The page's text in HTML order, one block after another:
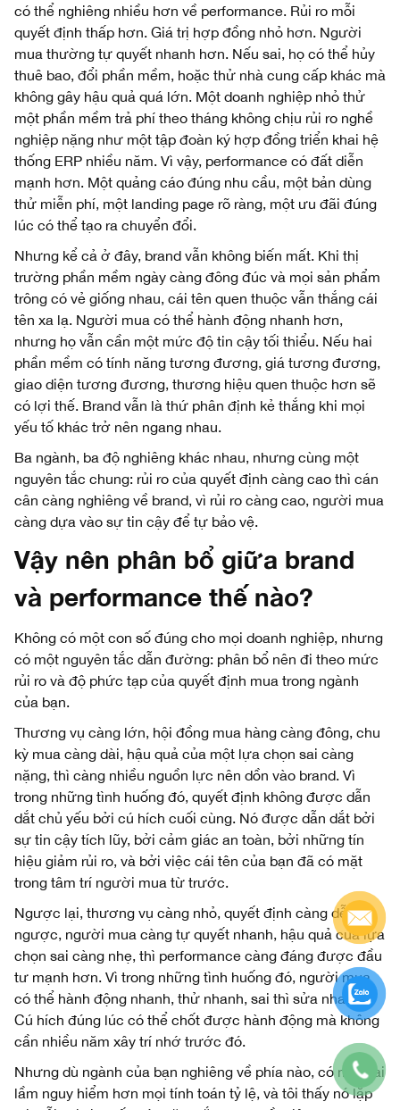
có thể nghiêng nhiều hơn về performance. Rủi ro mỗi
quyết định thấp hơn. Giá trị hợp đồng nhỏ hơn. Người
mua thường tự quyết nhanh hơn. Nếu sai, họ có thể hủy
thuê bao, đổi phần mềm, hoặc thử nhà cung cấp khác mà
không gây hậu quả quá lớn. Một doanh nghiệp nhỏ thử
một phần mềm trả phí theo tháng không chịu rủi ro nghề
nghiệp nặng như một tập đoàn ký hợp đồng triển khai hệ
thống ERP nhiều năm. Vì vậy, performance có đất diễn
mạnh hơn. Một quảng cáo đúng nhu cầu, một bản dùng
thử miễn phí, một landing page rõ ràng, một ưu đãi đúng
lúc có thể tạo ra chuyển đổi.
Nhưng kể cả ở đây, brand vẫn không biến mất. Khi thị
trường phần mềm ngày càng đông đúc và mọi sản phẩm
trông có vẻ giống nhau, cái tên quen thuộc vẫn thắng cái
tên xa lạ. Người mua có thể hành động nhanh hơn,
nhưng họ vẫn cần một mức độ tin cậy tối thiểu. Nếu hai
phần mềm có tính năng tương đương, giá tương đương,
giao diện tương đương, thương hiệu quen thuộc hơn sẽ
có lợi thế. Brand vẫn là thứ phân định kẻ thắng khi mọi
yếu tố khác trở nên ngang nhau.
Ba ngành, ba độ nghiêng khác nhau, nhưng cùng một
nguyên tắc chung: rủi ro của quyết định càng cao thì cán
cân càng nghiêng về brand, vì rủi ro càng cao, người mua
càng dựa vào sự tin cậy để tự bảo vệ.
Vậy nên phân bổ giữa brand
và performance thế nào?
Không có một con số đúng cho mọi doanh nghiệp, nhưng
có một nguyên tắc dẫn đường: phân bổ nên đi theo mức
rủi ro và độ phức tạp của quyết định mua trong ngành
của bạn.
Thương vụ càng lớn, hội đồng mua hàng càng đông, chu
kỳ mua càng dài, hậu quả của một lựa chọn sai càng
nặng, thì càng nhiều nguồn lực nên dồn vào brand. Vì
trong những tình huống đó, quyết định không được dẫn
dắt chủ yếu bởi cú hích cuối cùng. Nó được dẫn dắt bởi
sự tin cậy tích lũy, bởi cảm giác an toàn, bởi những tín
hiệu giảm rủi ro, và bởi việc cái tên của bạn đã có mặt
trong tâm trí người mua từ trước.
Ngược lại, thương vụ càng nhỏ, quyết định càng dễ đảo
ngược, người mua càng tự quyết nhanh, hậu quả của lựa
chọn sai càng nhẹ, thì performance càng đáng được đầu
tư mạnh hơn. Vì trong những tình huống đó, người mua
có thể hành động nhanh, thử nhanh, sai thì sửa nhanh.
Cú hích đúng lúc có thể chốt được hành động mà không
cần nhiều năm xây trí nhớ trước đó.
Nhưng dù ngành của bạn nghiêng về phía nào, có một sai
lầm nguy hiểm hơn mọi tính toán tỷ lệ, và tôi thấy nó lặp